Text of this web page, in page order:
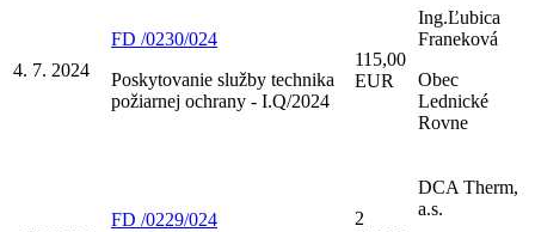
4. 7. 2024
FD /0230/024
Poskytovanie služby technika
požiarnej ochrany - I.Q/2024
115,00
EUR
Ing.Ľubica
Franeková
Obec
Lednické
Rovne
FD /0229/024
2
DCA Therm,
a.s.